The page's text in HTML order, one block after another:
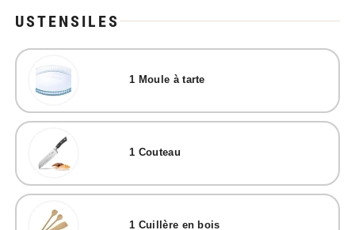
USTENSILES
1 Moule à tarte
1 Couteau
1 Cuillère en bois